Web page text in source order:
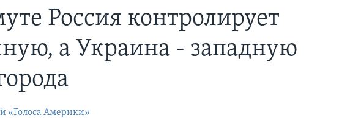
Россия контролирует
а Украина - западную
«Голоса Америки»